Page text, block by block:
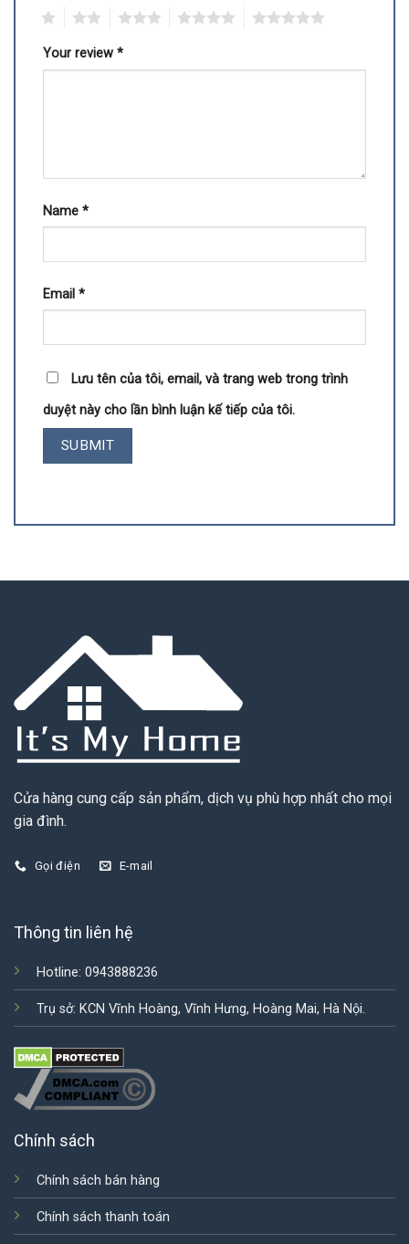
Your review *
Name *
Email *
Lưu tên của tôi, email, và trang web trong trình
duyệt này cho lần bình luận kế tiếp của tôi.
Cửa hàng cung cấp sản phẩm, dịch vụ phù hợp nhất cho mọi
gia đình.
Gọi điện E-mail
Thông tin liên hệ
Hotline: 0943888236
Trụ sở: KCN Vĩnh Hoàng, Vĩnh Hưng, Hoàng Mai, Hà Nội.
Chính sách
Chính sách bán hàng
Chính sách thanh toán